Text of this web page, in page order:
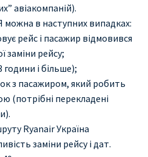
авіакомпаній).
в наступних випадках:
рейс і пасажир відмовився
заміни рейсу;
години і більше);
з пасажиром, який робить
(потрібні перекладені
Ryanair Україна
заміни рейсу і дат.